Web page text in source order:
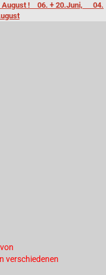
August ! 06. + 20.Juni, 04.
verschiedenen